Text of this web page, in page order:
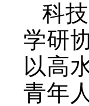
科
学研
以高
青年